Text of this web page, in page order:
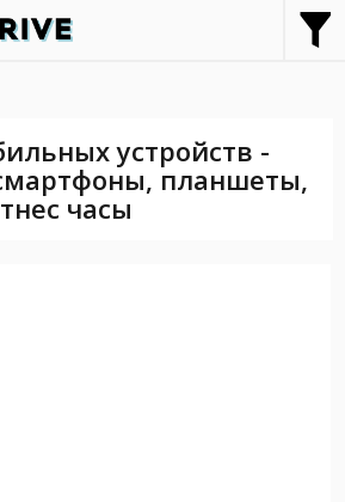
устройств -
планшеты,
часы